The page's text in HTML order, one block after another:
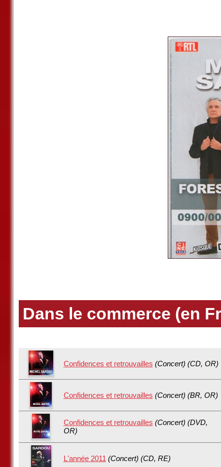
Dans le commerce (en
Confidences et retrouvailles (Concert) (CD, OR)
Confidences et retrouvailles (Concert) (BR, OR)
Confidences et retrouvailles (Concert) (DVD,
OR)
L'année 2011 (Concert) (CD, RE)